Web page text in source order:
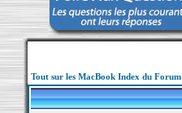
Tout sur les MacBook Index du Forum